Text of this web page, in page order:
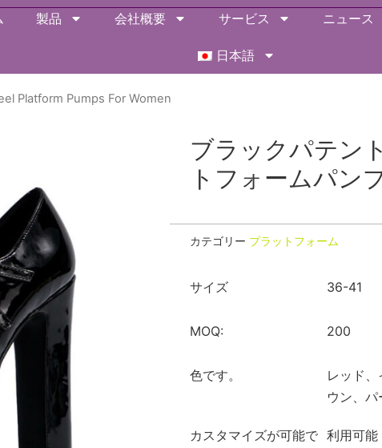
製品 会社概要 サービス ニュース
日本語
Platform Pumps For Women
ブラックパテン
トフォームパン
カテゴリー プラットフォーム
サイズ 36-41
MOQ: 200
色です。
レッド
ウン、
カスタマイズが可能で 利用可能